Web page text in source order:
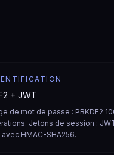
+ JWT
de mot de passe : PBKDF2
Jetons de session :
HMAC-SHA256.